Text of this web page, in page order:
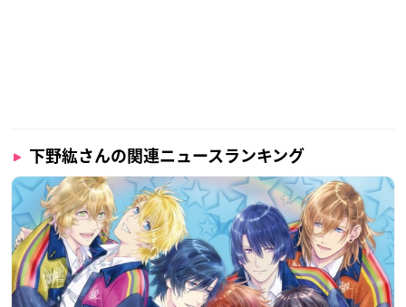
下野紘さんの関連ニュースランキング